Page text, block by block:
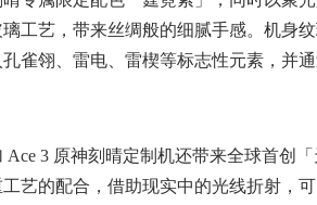
工艺，带来丝绸般的细腻手感。机身
雀翎、雷电、雷楔等标志性元素，并
3 原神刻晴定制机还带来全球首创「
艺的配合，借助现实中的光线折射，